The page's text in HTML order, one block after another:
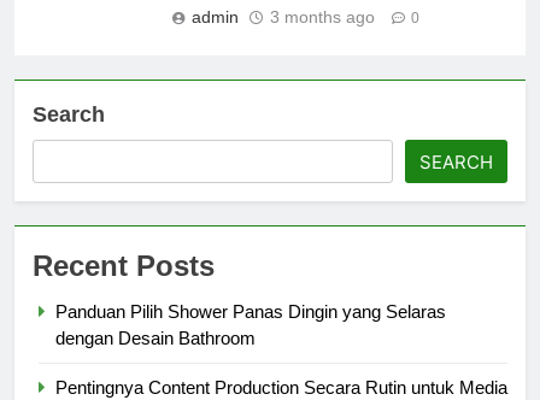
admin 3 months ago 0
Search
SEARCH
Recent Posts
Panduan Pilih Shower Panas Dingin yang Selaras
dengan Desain Bathroom
Pentingnya Content Production Secara Rutin untuk Media